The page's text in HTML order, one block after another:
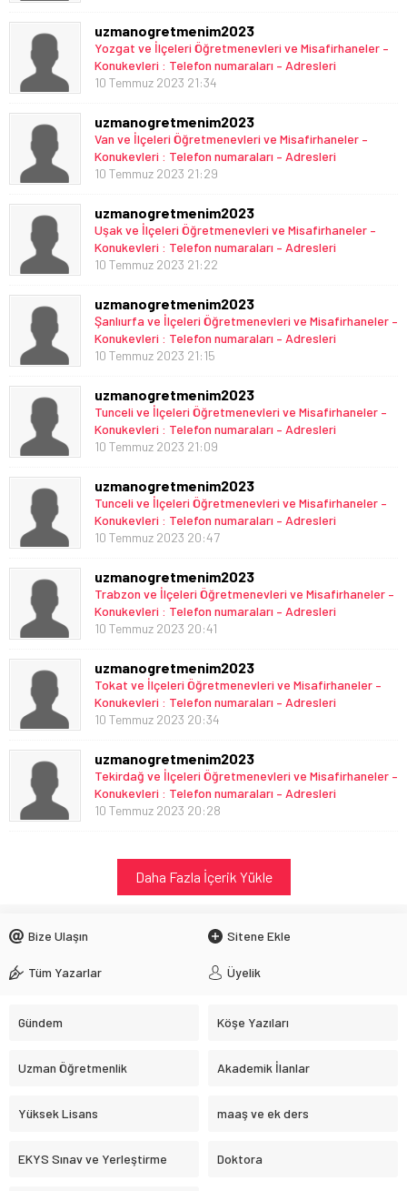
uzmanogretmenim2023
Yozgat ve İlçeleri Öğretmenevleri ve Misafirhaneler –
Konukevleri : Telefon numaraları – Adresleri
10 Temmuz 2023 21:34
uzmanogretmenim2023
Van ve İlçeleri Öğretmenevleri ve Misafirhaneler –
Konukevleri : Telefon numaraları – Adresleri
10 Temmuz 2023 21:29
uzmanogretmenim2023
Uşak ve İlçeleri Öğretmenevleri ve Misafirhaneler –
Konukevleri : Telefon numaraları – Adresleri
10 Temmuz 2023 21:22
uzmanogretmenim2023
Şanlıurfa ve İlçeleri Öğretmenevleri ve Misafirhaneler –
Konukevleri : Telefon numaraları – Adresleri
10 Temmuz 2023 21:15
uzmanogretmenim2023
Tunceli ve İlçeleri Öğretmenevleri ve Misafirhaneler –
Konukevleri : Telefon numaraları – Adresleri
10 Temmuz 2023 21:09
uzmanogretmenim2023
Tunceli ve İlçeleri Öğretmenevleri ve Misafirhaneler –
Konukevleri : Telefon numaraları – Adresleri
10 Temmuz 2023 20:47
uzmanogretmenim2023
Trabzon ve İlçeleri Öğretmenevleri ve Misafirhaneler –
Konukevleri : Telefon numaraları – Adresleri
10 Temmuz 2023 20:41
uzmanogretmenim2023
Tokat ve İlçeleri Öğretmenevleri ve Misafirhaneler –
Konukevleri : Telefon numaraları – Adresleri
10 Temmuz 2023 20:34
uzmanogretmenim2023
Tekirdağ ve İlçeleri Öğretmenevleri ve Misafirhaneler –
Konukevleri : Telefon numaraları – Adresleri
10 Temmuz 2023 20:28
Daha Fazla İçerik Yükle
Bize Ulaşın Sitene Ekle
Tüm Yazarlar Üyelik
Gündem Köşe Yazıları
Uzman Öğretmenlik Akademik İlanlar
Yüksek Lisans maaş ve ek ders
EKYS Sınav ve Yerleştirme Doktora